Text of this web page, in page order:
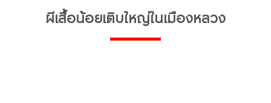
ผีเสื้อน้อยเติบใหญ่ในเมืองหลวง